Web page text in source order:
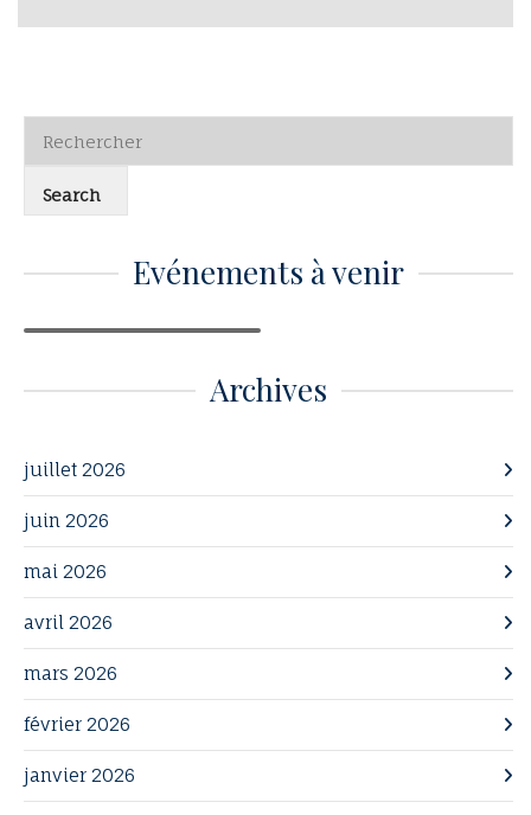
Evénements à venir
Archives
juillet 2026
juin 2026
mai 2026
avril 2026
mars 2026
février 2026
janvier 2026